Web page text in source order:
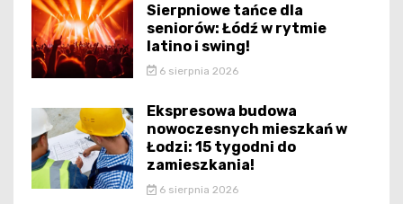
Sierpniowe tańce dla
seniorów: Łódź w rytmie
latino i swing!
6 sierpnia 2026
Ekspresowa budowa
nowoczesnych mieszkań w
Łodzi: 15 tygodni do
zamieszkania!
6 sierpnia 2026